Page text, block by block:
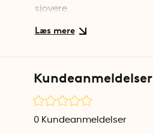
sjovere.
Skånsom mod skåle
overfladen.
Kundeanmeldelser
0 Kundeanmeldelser